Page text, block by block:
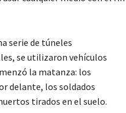
serie de túneles
se utilizaron vehículos
la matanza: los
delante, los soldados
tirados en el suelo.